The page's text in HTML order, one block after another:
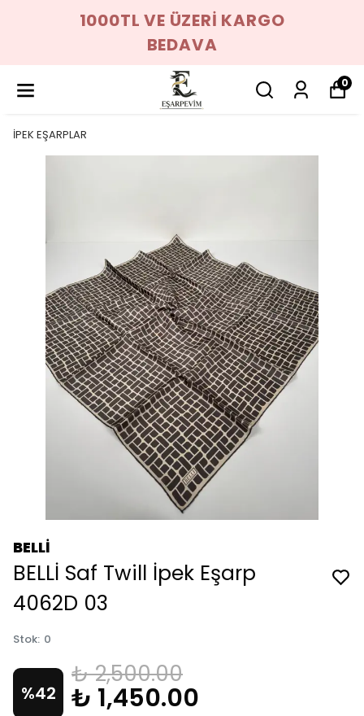
1000TL VE ÜZERİ KARGO
BEDAVA
0
İPEK EŞARPLAR
BELLİ
BELLİ Saf Twill İpek Eşarp
4062D 03
Stok: 0
%42
₺ 2,500.00
₺ 1,450.00